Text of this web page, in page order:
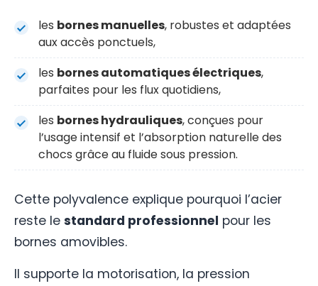
les bornes manuelles, robustes et adaptées
aux accès ponctuels,
les bornes automatiques électriques,
parfaites pour les flux quotidiens,
les bornes hydrauliques, conçues pour
l’usage intensif et l’absorption naturelle des
chocs grâce au fluide sous pression.
Cette polyvalence explique pourquoi l’acier
reste le standard professionnel pour les
bornes amovibles.
Il supporte la motorisation, la pression